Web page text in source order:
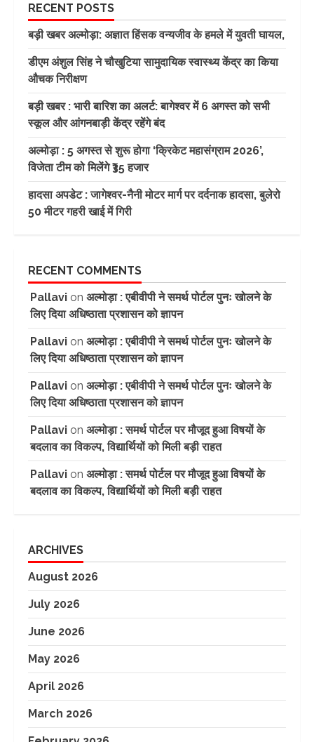
RECENT POSTS
बड़ी खबर अल्मोड़ा: अज्ञात हिंसक वन्यजीव के हमले में युवती घायल,
डीएम अंशुल सिंह ने चौखुटिया सामुदायिक स्वास्थ्य केंद्र का किया
औचक निरीक्षण
बड़ी खबर : भारी बारिश का अलर्ट: बागेश्वर में 6 अगस्त को सभी
स्कूल और आंगनबाड़ी केंद्र रहेंगे बंद
अल्मोड़ा : 5 अगस्त से शुरू होगा ‘क्रिकेट महासंग्राम 2026’,
विजेता टीम को मिलेंगे ₹35 हजार
हादसा अपडेट : जागेश्वर-नैनी मोटर मार्ग पर दर्दनाक हादसा, बुलेरो
50 मीटर गहरी खाई में गिरी
RECENT COMMENTS
Pallavi on अल्मोड़ा : एबीवीपी ने समर्थ पोर्टल पुनः खोलने के
लिए दिया अधिष्ठाता प्रशासन को ज्ञापन
Pallavi on अल्मोड़ा : एबीवीपी ने समर्थ पोर्टल पुनः खोलने के
लिए दिया अधिष्ठाता प्रशासन को ज्ञापन
Pallavi on अल्मोड़ा : एबीवीपी ने समर्थ पोर्टल पुनः खोलने के
लिए दिया अधिष्ठाता प्रशासन को ज्ञापन
Pallavi on अल्मोड़ा : समर्थ पोर्टल पर मौजूद हुआ विषयों के
बदलाव का विकल्प, विद्यार्थियों को मिली बड़ी राहत
Pallavi on अल्मोड़ा : समर्थ पोर्टल पर मौजूद हुआ विषयों के
बदलाव का विकल्प, विद्यार्थियों को मिली बड़ी राहत
ARCHIVES
August 2026
July 2026
June 2026
May 2026
April 2026
March 2026